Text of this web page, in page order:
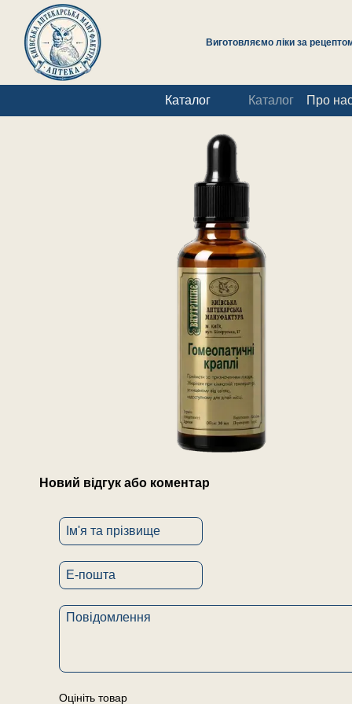
Перейти до основного контенту
Виготовляємо ліки за
Каталог Каталог Про
Новий відгук або коментар
Оцініть товар